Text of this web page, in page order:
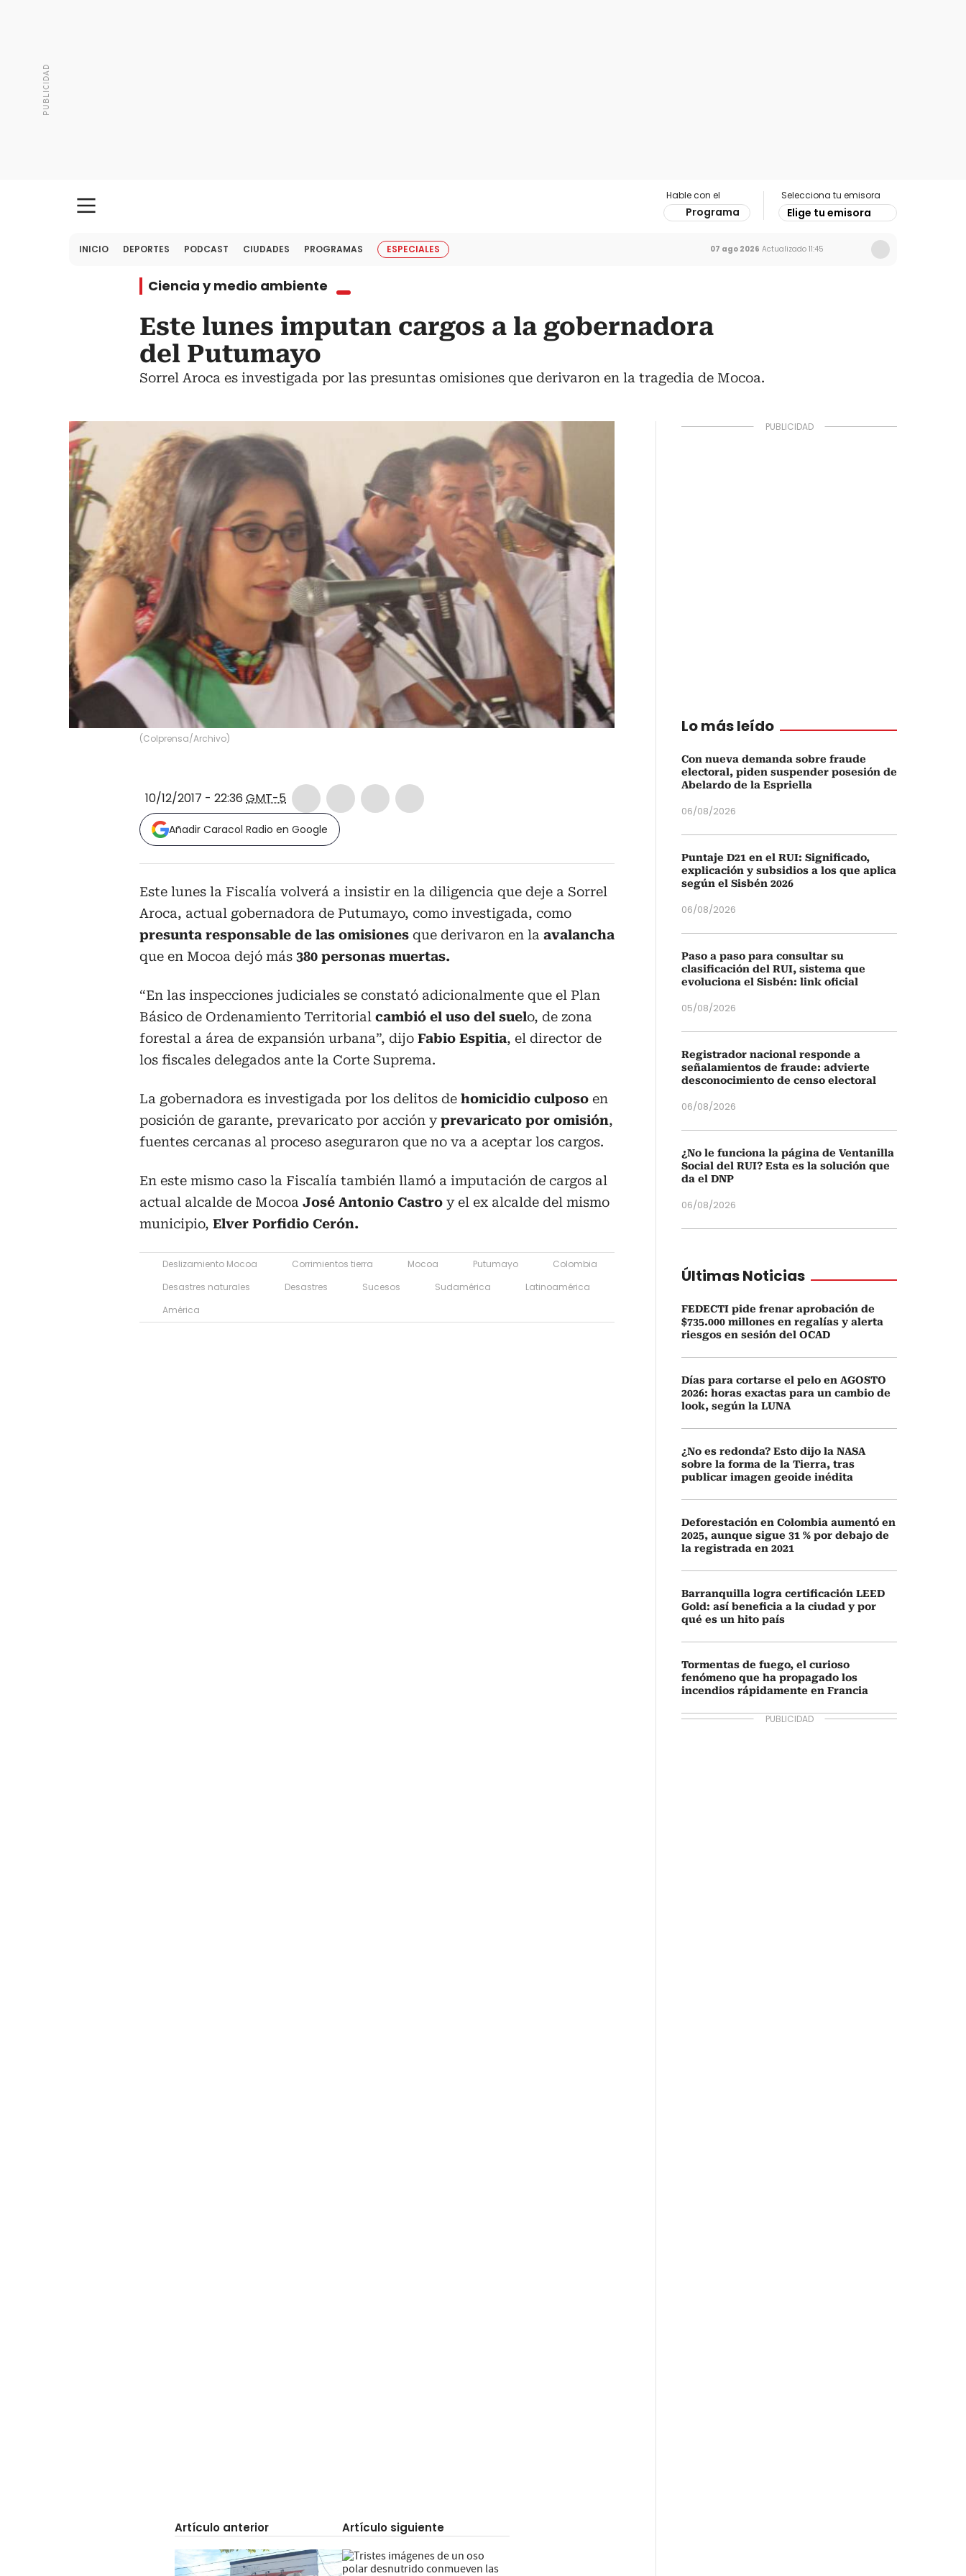
Hable con el
Programa
Selecciona tu emisora
Elige tu emisora
INICIO DEPORTES PODCAST CIUDADES PROGRAMAS ESPECIALES 07 ago 2026 Actualizado 11:45
Ciencia y medio ambiente
Este lunes imputan cargos a la gobernadora
del Putumayo
Sorrel Aroca es investigada por las presuntas omisiones que derivaron en la tragedia de Mocoa.
(Colprensa/Archivo)
10/12/2017 - 22:36 GMT-5
Añadir Caracol Radio en Google
Este lunes la Fiscalía volverá a insistir en la diligencia que deje a Sorrel
Aroca, actual gobernadora de Putumayo, como investigada, como
presunta responsable de las omisiones que derivaron en la avalancha
que en Mocoa dejó más 380 personas muertas.
“En las inspecciones judiciales se constató adicionalmente que el Plan
Básico de Ordenamiento Territorial cambió el uso del suelo, de zona
forestal a área de expansión urbana”, dijo Fabio Espitia, el director de
los fiscales delegados ante la Corte Suprema.
La gobernadora es investigada por los delitos de homicidio culposo en
posición de garante, prevaricato por acción yprevaricato por omisión,
fuentes cercanas al proceso aseguraron que no va a aceptar los cargos.
En este mismo caso la Fiscalía también llamó a imputación de cargos al
actual alcalde de Mocoa José Antonio Castro y el ex alcalde del mismo
municipio, Elver Porfidio Cerón.
Deslizamiento Mocoa Corrimientos tierra Mocoa Putumayo
Colombia
Desastres naturales
Desastres Sucesos Sudamérica
Latinoamérica
América
Artículo anterior Artículo siguiente
Lo más leído
Con nueva demanda sobre fraude
electoral, piden suspender posesión de
Abelardo de la Espriella
06/08/2026
Puntaje D21 en el RUI: Significado,
explicación y subsidios a los que aplica
según el Sisbén 2026
06/08/2026
Paso a paso para consultar su
clasificación del RUI, sistema que
evoluciona el Sisbén: link oficial
05/08/2026
Registrador nacional responde a
señalamientos de fraude: advierte
desconocimiento de censo electoral
06/08/2026
¿No le funciona la página de Ventanilla
Social del RUI? Esta es la solución que
da el DNP
06/08/2026
Últimas Noticias
FEDECTI pide frenar aprobación de
$735.000 millones en regalías y alerta
riesgos en sesión del OCAD
Días para cortarse el pelo en AGOSTO
2026: horas exactas para un cambio de
look, según la LUNA
¿No es redonda? Esto dijo la NASA
sobre la forma de la Tierra, tras
publicar imagen geoide inédita
Deforestación en Colombia aumentó en
2025, aunque sigue 31 % por debajo de
la registrada en 2021
Barranquilla logra certificación LEED
Gold: así beneficia a la ciudad y por
qué es un hito país
Tormentas de fuego, el curioso
fenómeno que ha propagado los
incendios rápidamente en Francia